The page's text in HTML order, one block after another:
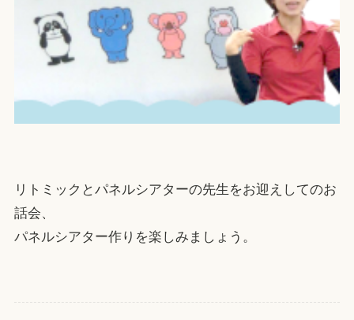
リトミックとパネルシアターの先生をお迎えしてのお
話会、
パネルシアター作りを楽しみましょう。